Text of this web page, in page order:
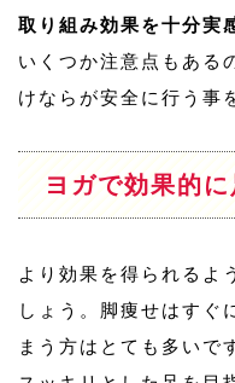
取り組み効果を十分実
いくつか注意点もある
けならが安全に行う事
ヨガで効果的
より効果を得られるよ
しょう。脚痩せはすぐ
まう方はとても多いで